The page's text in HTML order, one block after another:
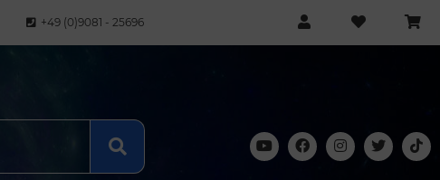
+49 (0)9081 - 25696